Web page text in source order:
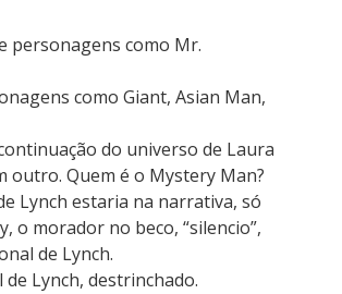
personagens como Mr.
como Giant, Asian Man,
do universo de Laura
outro. Quem é o Mystery Man?
Lynch estaria na narrativa, só
o morador no beco, “silencio”,
de Lynch.
Lynch, destrinchado.